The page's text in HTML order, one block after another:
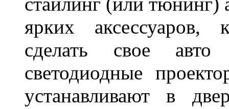
ярких аксессуаров,
сделать свое
светодиодные
устанавливают в